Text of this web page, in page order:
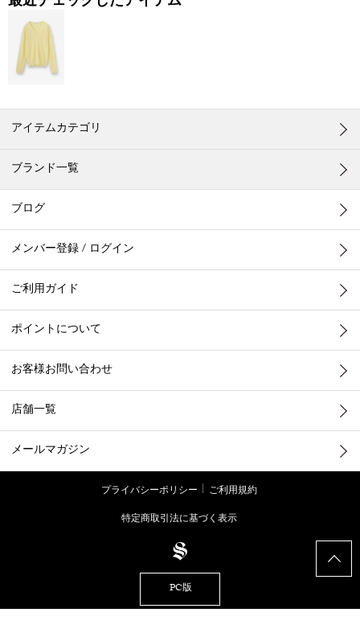
アイテムカテゴリ
ブランド一覧
ブログ
メンバー登録 / ログイン
ご利用ガイド
ポイントについて
お客様お問い合わせ
店舗一覧
メールマガジン
プライバシーポリシー
ご利用規約
特定商取引法に基づく表示
PC版